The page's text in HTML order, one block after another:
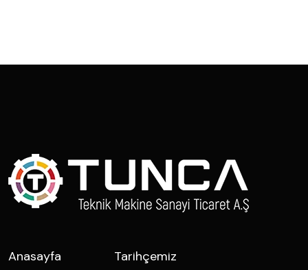
Anasayfa
Tarihçemiz